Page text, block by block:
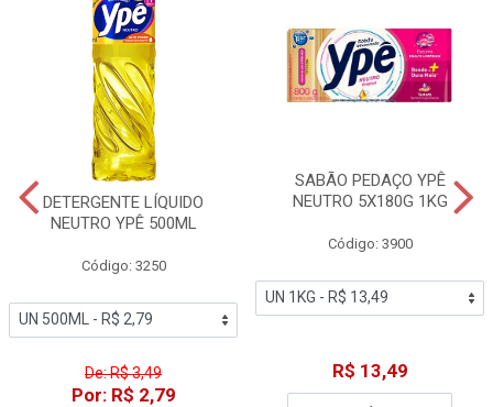
DETERGENTE LÍQUIDO
NEUTRO YPÊ 500ML
Código: 3250
De: R$ 3,49
Por: R$ 2,79
SABÃO PEDAÇO YPÊ
NEUTRO 5X180G 1KG
Código: 3900
R$ 13,49